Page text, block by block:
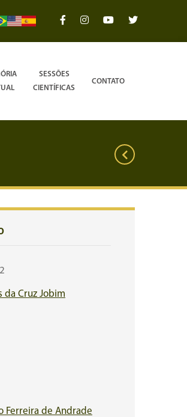
SESSÕES
CIENTÍFICAS
CONTATO
da Cruz Jobim
Ferreira de Andrade